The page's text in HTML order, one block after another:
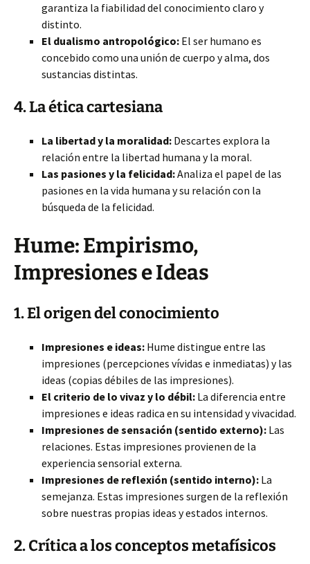
garantiza la fiabilidad del conocimiento claro y
distinto.
El dualismo antropológico: El ser humano es
concebido como una unión de cuerpo y alma, dos
sustancias distintas.
4. La ética cartesiana
La libertad y la moralidad: Descartes explora la
relación entre la libertad humana y la moral.
Las pasiones y la felicidad:Analiza el papel de las
pasiones en la vida humana y su relación con la
búsqueda de la felicidad.
Hume: Empirismo,
Impresiones e Ideas
1. El origen del conocimiento
Impresiones e ideas: Hume distingue entre las
impresiones (percepciones vívidas e inmediatas) y las
ideas (copias débiles de las impresiones).
El criterio de lo vivaz y lo débil: La diferencia entre
impresiones e ideas radica en su intensidad y vivacidad.
Impresiones de sensación (sentido externo): Las
relaciones. Estas impresiones provienen de la
experiencia sensorial externa.
Impresiones de reflexión (sentido interno): La
semejanza. Estas impresiones surgen de la reflexión
sobre nuestras propias ideas y estados internos.
2. Crítica a los conceptos metafísicos